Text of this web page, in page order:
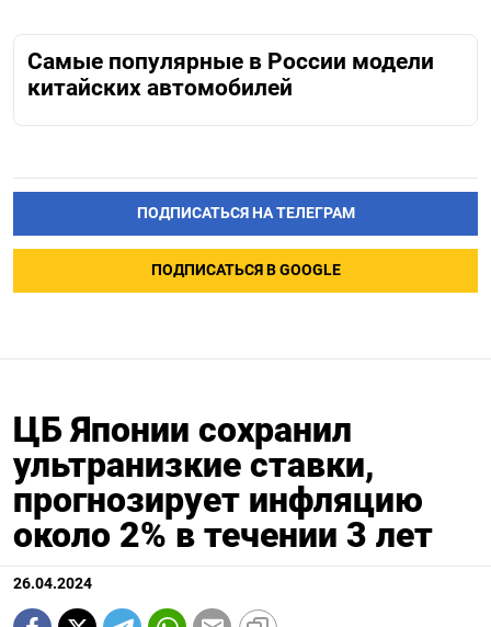
Самые популярные в России модели
китайских автомобилей
ПОДПИСАТЬСЯ НА ТЕЛЕГРАМ
ПОДПИСАТЬСЯ В GOOGLE
ЦБ Японии сохранил
ультранизкие ставки,
прогнозирует инфляцию
около 2% в течении 3 лет
26.04.2024